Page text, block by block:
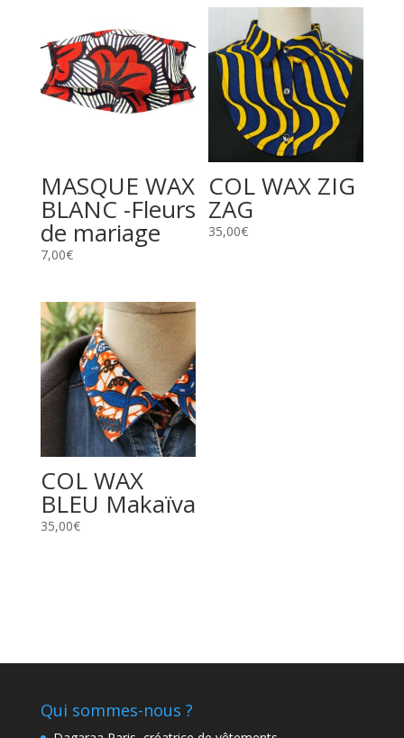
MASQUE WAX
BLANC -Fleurs
de mariage
7,00€
COL WAX ZIG
ZAG
35,00€
COL WAX
BLEU Makaïva
35,00€
Qui sommes-nous ?